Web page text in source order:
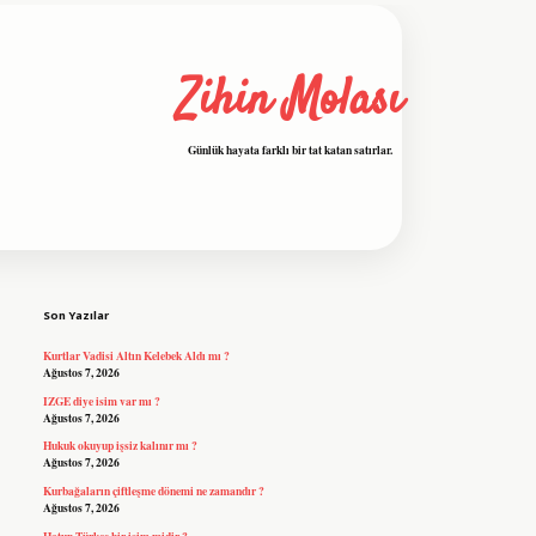
Zihin Molası
Günlük hayata farklı bir tat katan satırlar.
Son Yazılar
Kurtlar Vadisi Altın Kelebek Aldı mı ?
Ağustos 7, 2026
IZGE diye isim var mı ?
Ağustos 7, 2026
Hukuk okuyup işsiz kalınır mı ?
Ağustos 7, 2026
Kurbağaların çiftleşme dönemi ne zamandır ?
Ağustos 7, 2026